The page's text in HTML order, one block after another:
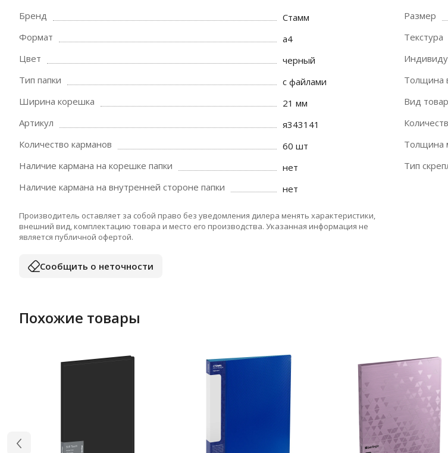
Бренд
Стамм
Формат
a4
Цвет
черный
Тип папки
с файлами
Ширина корешка
21 мм
Артикул
я343141
Количество карманов
60 шт
Наличие кармана на корешке папки
нет
Наличие кармана на внутренней стороне папки
нет
Размер
Текстура
Толщина
Вид
Толщина
Тип
Производитель оставляет за собой право без уведомления дилера менять характеристики,
внешний вид, комплектацию товара и место его производства. Указанная информация не
является публичной офертой.
Сообщить о неточности
Похожие товары